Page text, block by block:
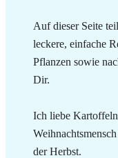
Auf dieser Seite
leckere, einfache
Pflanzen sowie
Dir.
Ich liebe
der Herbst.